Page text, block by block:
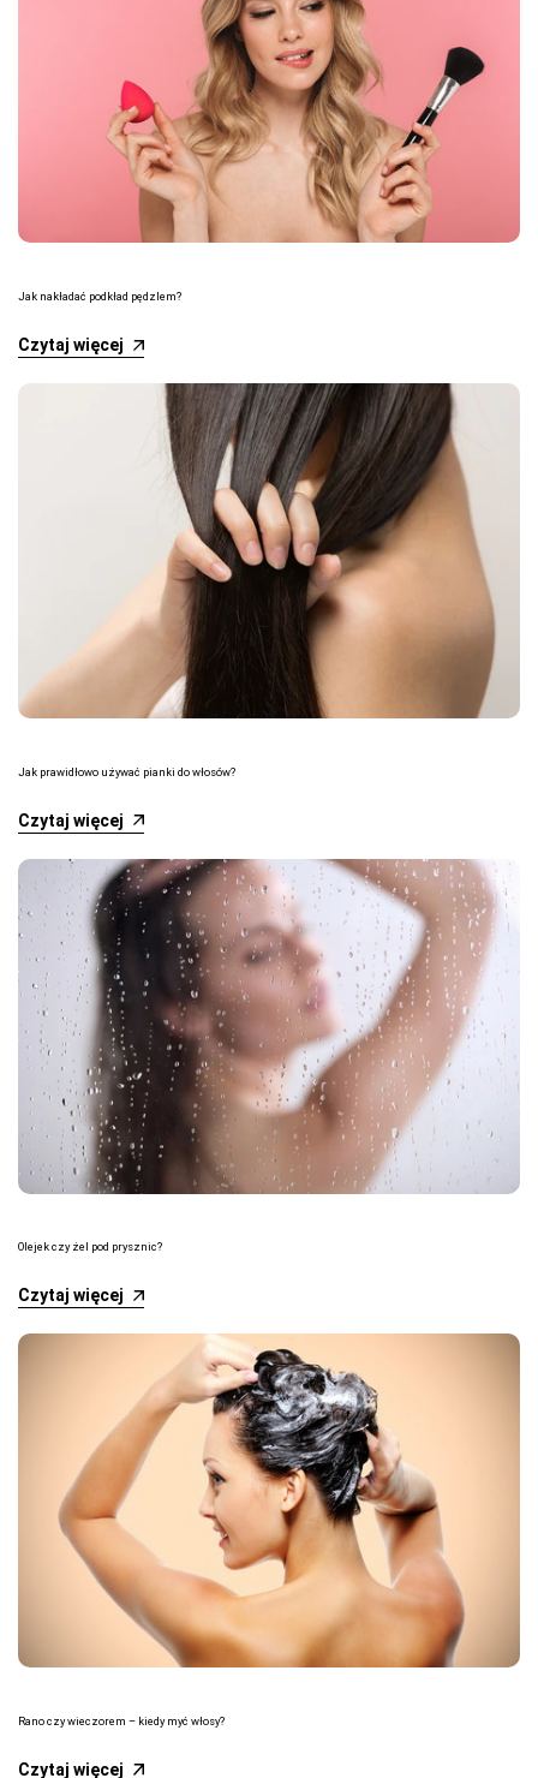
Jak nakładać podkład pędzlem?
Czytaj więcej
Jak prawidłowo używać pianki do włosów?
Czytaj więcej
Olejek czy żel pod prysznic?
Czytaj więcej
Rano czy wieczorem – kiedy myć włosy?
Czytaj więcej